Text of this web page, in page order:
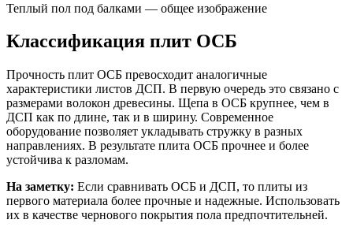
Теплый пол под балками — общее изображение
Классификация плит ОСБ
Прочность плит ОСБ превосходит аналогичные
характеристики листов ДСП. В первую очередь это связано с
размерами волокон древесины. Щепа в ОСБ крупнее, чем в
ДСП как по длине, так и в ширину. Современное
оборудование позволяет укладывать стружку в разных
направлениях. В результате плита ОСБ прочнее и более
устойчива к разломам.
На заметку: Если сравнивать ОСБ и ДСП, то плиты из
первого материала более прочные и надежные. Использовать
их в качестве чернового покрытия пола предпочтительней.